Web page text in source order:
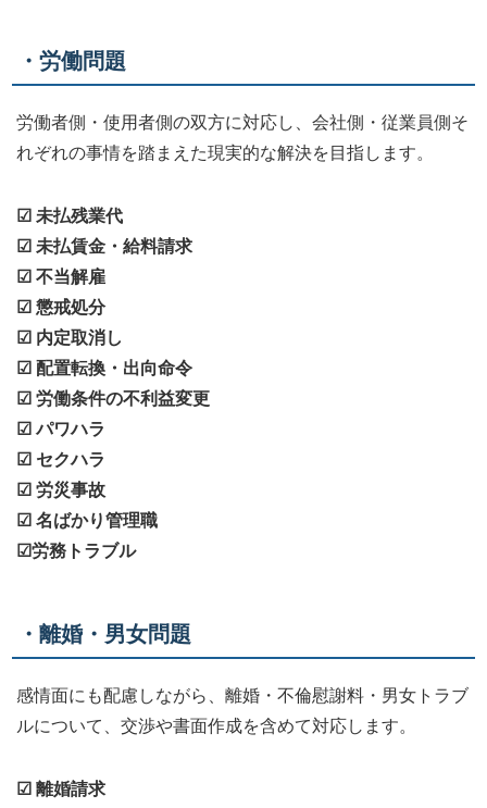
・労働問題
労働者側・使用者側の双方に対応し、会社側・従業員側そ
れぞれの事情を踏まえた現実的な解決を目指します。
☑ 未払残業代
☑ 未払賃金・給料請求
☑ 不当解雇
☑ 懲戒処分
☑ 内定取消し
☑ 配置転換・出向命令
☑ 労働条件の不利益変更
☑ パワハラ
☑ セクハラ
☑ 労災事故
☑ 名ばかり管理職
☑労務トラブル
・離婚・男女問題
感情面にも配慮しながら、離婚・不倫慰謝料・男女トラブ
ルについて、交渉や書面作成を含めて対応します。
☑ 離婚請求